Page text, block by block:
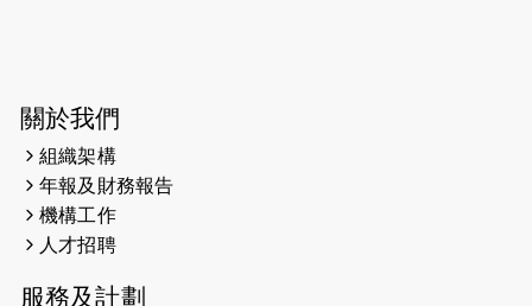
2026-05-22
2026-05-21
關於我們
組織架構
年報及財務報告
機構工作
人才招聘
服務及計劃